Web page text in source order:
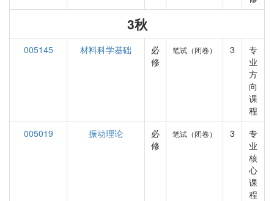
3秋
005145 材料科学基础
必
修
笔试（闭卷） 3
专
业
方
向
课
程
005019
振动理论
必
修
笔试（闭卷） 3
专
业
核
心
课
程